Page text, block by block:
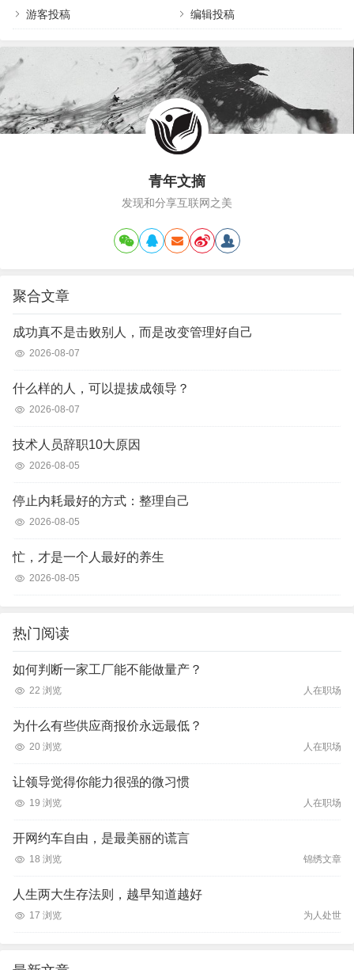
雁别问我从哪里来带着满身的疲惫飞过高山和大海
我是一只孤雁别问我到哪里去经过多少风雨路远方
困苦再难我不会认输寻找心中的爱找寻心中幸福心
中有一缕阳…
游客投稿 编辑投稿
青年文摘
发现和分享互联网之美
聚合文章
成功真不是击败别人，而是改变管理好自己
2026-08-07
什么样的人，可以提拔成领导？
2026-08-07
技术人员辞职10大原因
2026-08-05
停止内耗最好的方式：整理自己
2026-08-05
忙，才是一个人最好的养生
2026-08-05
热门阅读
如何判断一家工厂能不能做量产？
22 浏览 人在职场
为什么有些供应商报价永远最低？
20 浏览 人在职场
让领导觉得你能力很强的微习惯
19 浏览 人在职场
开网约车自由，是最美丽的谎言
18 浏览 锦绣文章
人生两大生存法则，越早知道越好
17 浏览 为人处世